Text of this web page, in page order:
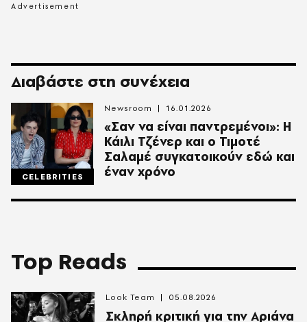
Διαβάστε στη συνέχεια
CELEBRITIES
«Σαν να είναι παντρεμένοι»: Η
Κάιλι Τζένερ και ο Τιμοτέ
Σαλαμέ συγκατοικούν εδώ και
έναν χρόνο
Newsroom 16.01.2026
Top Reads
Σκληρή κριτική για την Αριάνα
Look Team 05.08.2026